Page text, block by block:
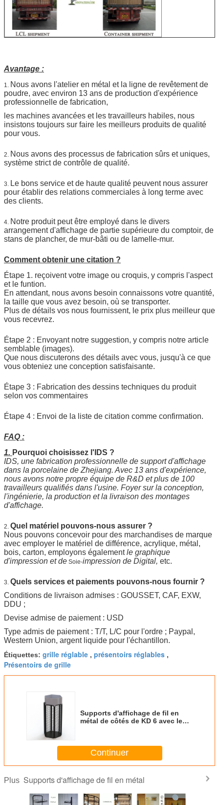
Avantage :
1. Nous avons l'atelier en métal et la ligne de revêtement de
poudre, avec environ 13 ans de production d'expérience
professionnelle de fabrication,
les machines avancées et les travailleurs habiles, nous
insistons toujours sur faire les meilleurs produits de qualité
pour vous.
2. Nous avons des processus de fabrication sûrs et uniques,
système strict de contrôle de qualité.
3. Le bons service et de haute qualité peuvent nous assurer
pour établir des relations commerciales à long terme avec
des clients.
4. Notre produit peut être employé dans le divers
arrangement d'affichage de partie supérieure du comptoir, de
stans de plancher, de mur-bâti ou de lamelle-mur.
Comment obtenir une citation ?
Étape 1. reçoivent votre image ou croquis, y compris l'aspect
et le funtion.
En attendant, nous avons besoin connaissons votre quantité,
la taille que vous avez besoin, où se transporter.
Plus de détails vos nous fournissent, le prix plus meilleur que
vous recevrez.
Étape 2 : Envoyant notre suggestion, y compris notre article
semblable (images).
Que nous discuterons des détails avec vous, jusqu'à ce que
vous obteniez une conception satisfaisante.
Étape 3 : Fabrication des dessins techniques du produit
selon vos commentaires
Étape 4 : Envoi de la liste de citation comme confirmation.
FAQ :
1. Pourquoi choisissez l'IDS ?
IDS, une fabrication professionnelle de support d'affichage
dans la porcelaine de Zhejiang. Avec 13 ans d'expérience,
nous avons notre propre équipe de R&D et plus de 100
travailleurs qualifiés dans l'usine. Foyer sur la conception,
l'ingénierie, la production et la livraison des montages
d'affichage.
2. Quel matériel pouvons-nous assurer ?
Nous pouvons concevoir pour des marchandises de marque
avec employer le matériel de différence, acrylique, métal,
bois, carton, employons égalementle graphique
d'impression et de Soie-impression de Digital, etc.
3. Quels services et paiements pouvons-nous fournir ?
Conditions de livraison admises : GOUSSET, CAF, EXW,
DDU ;
Devise admise de paiement : USD
Type admis de paiement : T/T, L/C pour l'ordre ; Paypal,
Western Union, argent liquide pour l'échantillon.
Étiquettes: grille réglable , présentoirs réglables ,
Présentoirs de grille
Supports d'affichage de fil en
métal de côtés de KD 6 avec le
Continuer
Plus Supports d'affichage de fil en métal